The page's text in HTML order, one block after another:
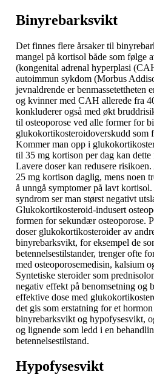
Binyrebarksvikt
Det finnes flere årsaker til
mangel på kortisol både som følge
(kongenital adrenal hyperplasi
autoimmun sykdom (Morbus
jevnaldrende er benmassetettheten
og kvinner med CAH allerede fra
konkluderer også med økt
til osteoporose ved alle former for
glukokortikosteroidoverskudd som
Kommer man opp i
til 35 mg kortison per dag kan dette
Lavere doser kan redusere
25 mg kortison daglig, mens noen
å unngå symptomer på lavt
syndrom ser man størst negativt
Glukokortikosteroid-indusert
formen for sekundær osteoporose.
doser glukokortikosteroider av
binyrebarksvikt, for eksempel de
betennelsestilstander, trenger ofte
med osteoporosemedisin, kalsium
Syntetiske steroider som
negativ effekt på benomsetning og
effektive dose med
det gis som erstatning for et
binyrebarksvikt og hypofysesvikt,
og lignende som ledd i en
betennelsestilstand.
Hypofysesvikt